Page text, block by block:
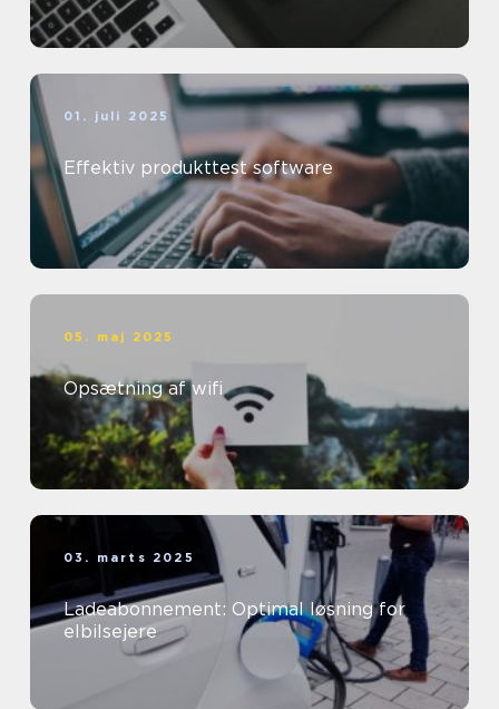
01. juli 2025
Effektiv produkttest software
05. maj 2025
Opsætning af wifi
03. marts 2025
Ladeabonnement: Optimal løsning for
elbilsejere